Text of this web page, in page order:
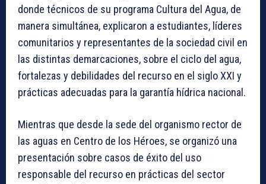
donde técnicos de su programa Cultura del Agua, de
manera simultánea, explicaron a estudiantes, líderes
comunitarios y representantes de la sociedad civil en
las distintas demarcaciones, sobre el ciclo del agua,
fortalezas y debilidades del recurso en el siglo XXI y
prácticas adecuadas para la garantía hídrica nacional.
Mientras que desde la sede del organismo rector de
las aguas en Centro de los Héroes, se organizó una
presentación sobre casos de éxito del uso
responsable del recurso en prácticas del sector